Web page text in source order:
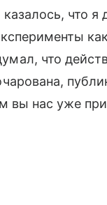
что я
что
вы нас уже